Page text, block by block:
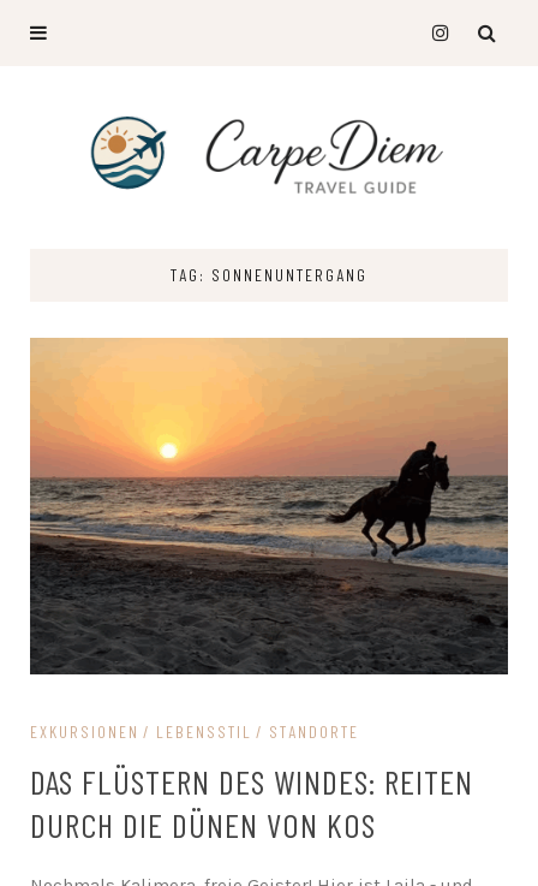
TAG: SONNENUNTERGANG
EXKURSIONEN LEBENSSTIL STANDORTE
DAS FLÜSTERN DES WINDES: REITEN
DURCH DIE DÜNEN VON KOS